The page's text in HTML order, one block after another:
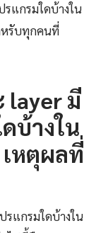
แกรมใดบ้างใน
หรับทุกคนที่
layer มี
บ้างใน
หตุผลที่
รแกรมใดบ้างใน